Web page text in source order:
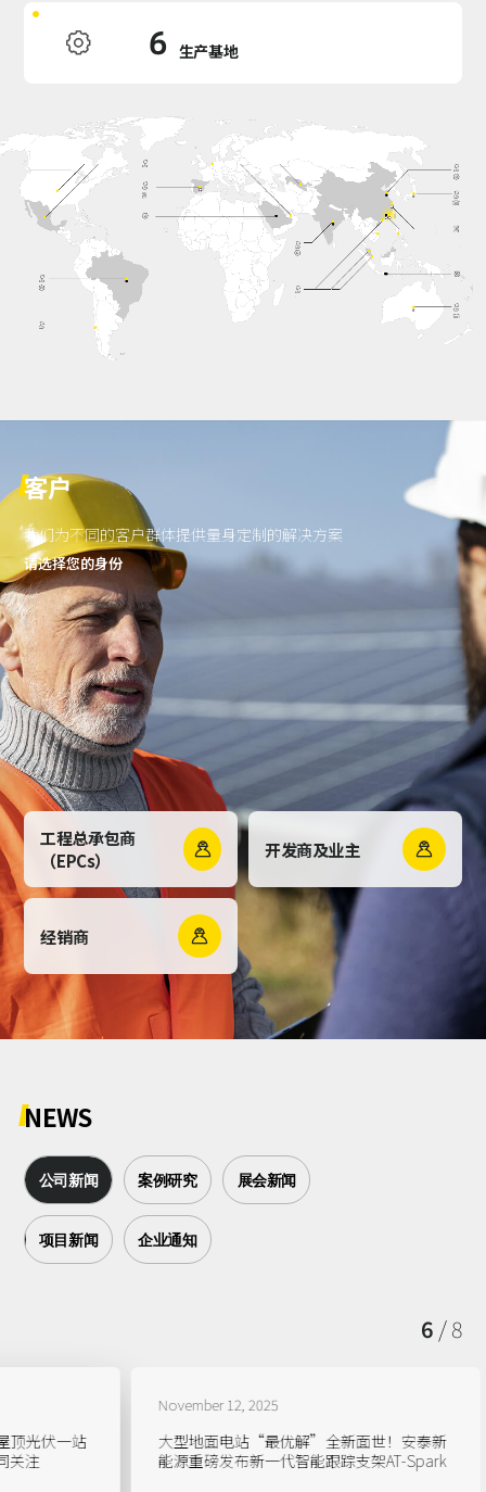
6 生产基地
客户
我们为不同的客户群体提供量身定制的解决方案
请选择您的身份
工程总承包商
（EPCs）
 开发商及业主 
经销商 
NEWS
公司新闻 案例研究 展会新闻
项目新闻 企业通知
November 12, 2025
大型地面电站“最优解”全新面世！安泰新
能源重磅发布新一代智能跟踪支架AT-Spark
大漠长河
品发布会
6 /8
April 01,
June 03,
February 06, 2023 January
June 07,